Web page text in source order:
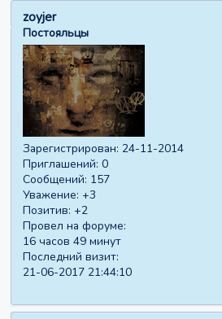
zoyjer
Постояльцы
Зарегистрирован: 24-11-2014
Приглашений: 0
Сообщений: 157
Уважение: +3
Позитив: +2
Провел на форуме:
16 часов 49 минут
Последний визит:
21-06-2017 21:44:10